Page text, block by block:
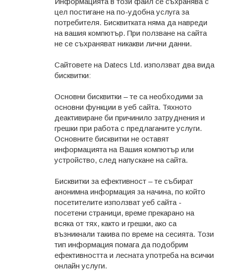
цел постигане на по-удобна услуга за
потребителя. Бисквитката няма да навреди
на вашия компютър. При ползване на сайта
не се съхраняват никакви лични данни.
Сайтовете на Datecs Ltd. използват два вида
бисквитки:
Основни бисквитки – те са необходими за
основни функции в уеб сайта. Тяхното
деактивиране би причинило затруднения и
грешки при работа с предлаганите услуги.
Основните бисквитки не оставят
информацията на Вашия компютър или
устройство, след напускане на сайта.
Бисквитки за ефективност – те събират
анонимна информация за начина, по който
посетителите използват уеб сайта -
посетени страници, време прекарано на
всяка от тях, както и грешки, ако са
възникнали такива по време на сесията. Този
тип информация помага да подобрим
ефективността и лесната употреба на всички
онлайн услуги.